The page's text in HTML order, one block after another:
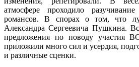
атмосфере проходило
романсов. В спорах о том, что
Александра Сергеевича Пушкина.
предложения по поводу участия
приложили много сил и усердия,
и различные сценки.